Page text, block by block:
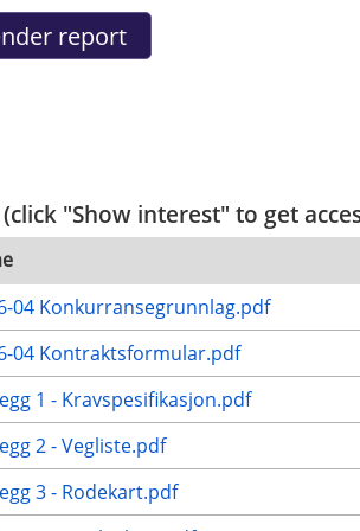
(click "Show interest" to get
04 Konkurransegrunnlag.pdf
04 Kontraktsformular.pdf
1 - Kravspesifikasjon.pdf
2 - Vegliste.pdf
3 - Rodekart.pdf